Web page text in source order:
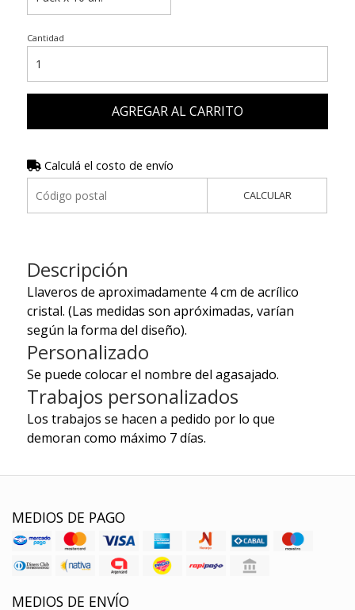
Cantidad
AGREGAR AL CARRITO
Calculá el costo de envío
CALCULAR
Descripción
Llaveros de aproximadamente 4 cm de acrílico
cristal. (Las medidas son apróximadas, varían
según la forma del diseño).
Personalizado
Se puede colocar el nombre del agasajado.
Trabajos personalizados
Los trabajos se hacen a pedido por lo que
demoran como máximo 7 días.
MEDIOS DE PAGO
MEDIOS DE ENVÍO